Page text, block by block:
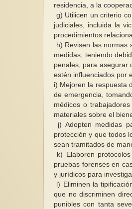
residencia, a la
g) Utilicen un criterio
judiciales, incluida la
procedimientos
h) Revisen las normas
medidas, teniendo
penales, para asegurar
estén influenciados por
i) Mejoren la respuesta
de emergencia,
médicos o
materiales sobre el
j) Adopten medidas
protección y que todos
sean tramitados de
k)
Elaboren
pruebas forenses en
y jurídicos para
l) Eliminen la
que no discriminen
punibles con tanta